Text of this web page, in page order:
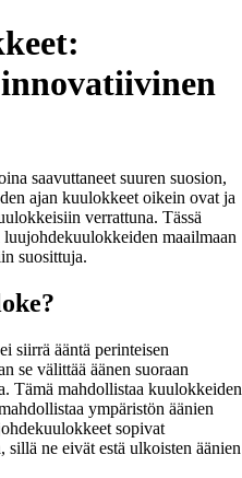
saavuttaneet suuren suosion,
ajan kuulokkeet oikein ovat ja
verrattuna. Tässä
maailmaan
suosittuja.
siirrä ääntä perinteisen
se välittää äänen suoraan
Tämä mahdollistaa kuulokkeiden
ympäristön äänien
sopivat
sillä ne eivät estä ulkoisten äänien